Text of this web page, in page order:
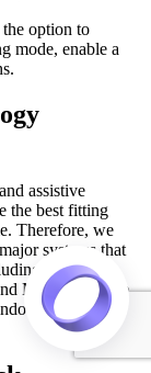
option to
mode, enable a
assistive
the best fitting
Therefore, we
systems that
Google
Microsoft Edge,
and for